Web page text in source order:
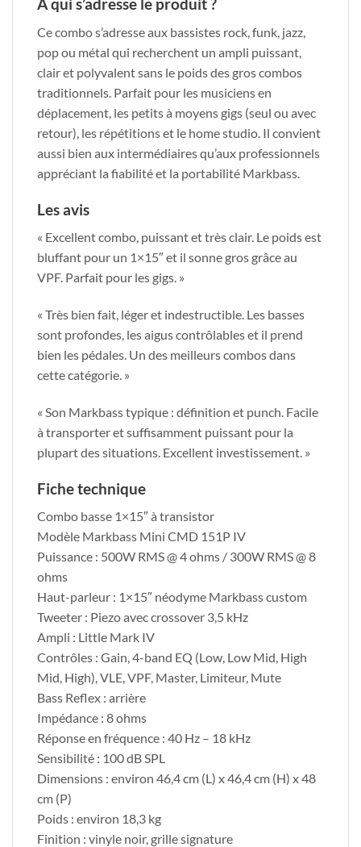
À qui s’adresse le produit ?
Ce combo s’adresse aux bassistes rock, funk, jazz,
pop ou métal qui recherchent un ampli puissant,
clair et polyvalent sans le poids des gros combos
traditionnels. Parfait pour les musiciens en
déplacement, les petits à moyens gigs (seul ou avec
retour), les répétitions et le home studio. Il convient
aussi bien aux intermédiaires qu’aux professionnels
appréciant la fiabilité et la portabilité Markbass.
Les avis
« Excellent combo, puissant et très clair. Le poids est
bluffant pour un 1×15″ et il sonne gros grâce au
VPF. Parfait pour les gigs. »
« Très bien fait, léger et indestructible. Les basses
sont profondes, les aigus contrôlables et il prend
bien les pédales. Un des meilleurs combos dans
cette catégorie. »
« Son Markbass typique : définition et punch. Facile
à transporter et suffisamment puissant pour la
plupart des situations. Excellent investissement. »
Fiche technique
Combo basse 1×15″ à transistor
Modèle Markbass Mini CMD 151P IV
Puissance : 500W RMS @ 4 ohms / 300W RMS @ 8
ohms
Haut-parleur : 1×15″ néodyme Markbass custom
Tweeter : Piezo avec crossover 3,5 kHz
Ampli : Little Mark IV
Contrôles : Gain, 4-band EQ (Low, Low Mid, High
Mid, High), VLE, VPF, Master, Limiteur, Mute
Bass Reflex : arrière
Impédance : 8 ohms
Réponse en fréquence : 40 Hz – 18 kHz
Sensibilité : 100 dB SPL
Dimensions : environ 46,4 cm (L) x 46,4 cm (H) x 48
cm (P)
Poids : environ 18,3 kg
Finition : vinyle noir, grille signature